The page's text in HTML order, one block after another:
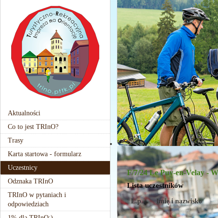
Aktualności
Co to jest TRInO?
Trasy
Karta startowa - formularz
Uczestnicy
Odznaka TRInO
TRInO w pytaniach i
odpowiedziach
F/7/24 Le Puy-en-Velay -
Lista uczestników
L.p. Imię i nazwisko